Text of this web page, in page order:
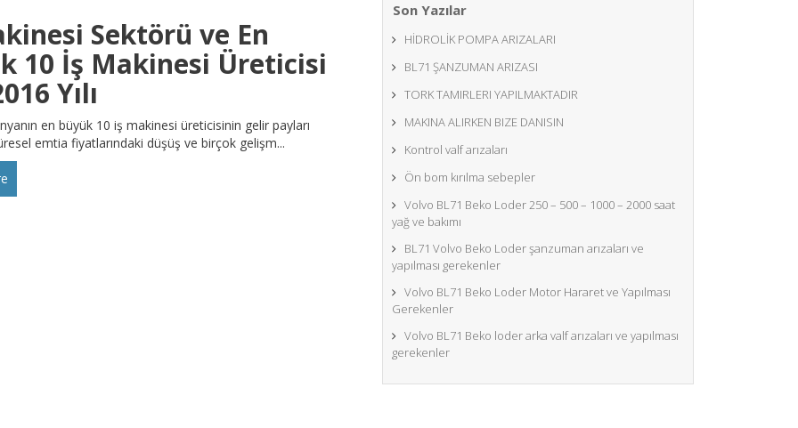
Sektörü ve En
10 İş Makinesi Üreticisi
Yılı
en büyük 10 iş makinesi üreticisinin gelir payları
emtia fiyatlarındaki düşüş ve birçok gelişm...
Son Yazılar
HİDROLİK POMPA ARIZALARI
BL71 ŞANZUMAN ARIZASI
TORK TAMIRLERI YAPILMAKTADIR
MAKINA ALIRKEN BIZE DANISIN
Kontrol valf arızaları
Ön bom kırılma sebepler
Volvo BL71 Beko Loder 250 – 500 – 1000 – 2000 saat
yağ ve bakımı
BL71 Volvo Beko Loder şanzuman arızaları ve
yapılması gerekenler
Volvo BL71 Beko Loder Motor Hararet ve Yapılması
Gerekenler
Volvo BL71 Beko loder arka valf arızaları ve yapılması
gerekenler